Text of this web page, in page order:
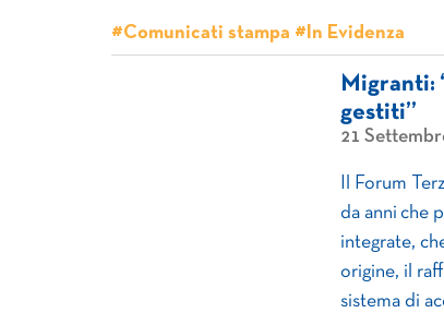
#Comunicati stampa #In Evidenza
Migranti:
gestiti”
21
Il Forum
da anni che
integrate,
origine, il
sistema di